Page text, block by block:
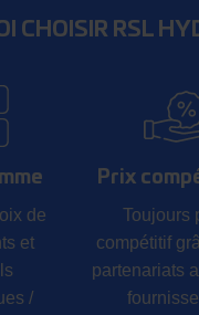
CHOISIR RSL
de
et
/
Prix
Toujours
compétitif
partenariats